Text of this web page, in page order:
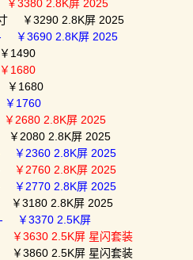
3380 2.8K屏 2025
寸 ￥3290 2.8K屏 2025
￥3690 2.8K屏 2025
1490
1680
￥1680
￥1760
2680 2.8K屏 2025
￥2080 2.8K屏 2025
￥2360 2.8K屏 2025
￥2760 2.8K屏 2025
￥2770 2.8K屏 2025
￥3180 2.8K屏 2025
-- ￥3370 2.5K屏
￥3630 2.5K屏 星闪套装
￥3860 2.5K屏 星闪套装